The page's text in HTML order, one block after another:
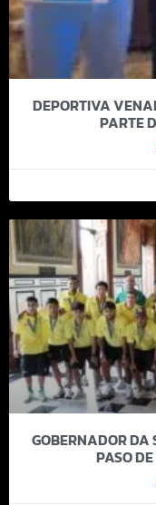
DEPORTIVA
PARTE
GOBERNADOR DA
PASO